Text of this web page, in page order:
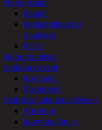
Huonekalut
Kaapit
Kenkätelineet ja
naulakot
Peilit
Huonetuoksut
Juhlatarvikkeet
Koristelu
Paketointi
Keittiö ja taloustarvikkeet
Aterimet
Juomapullot ja